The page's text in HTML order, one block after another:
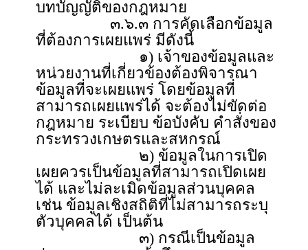
บทบัญญัติของกฎหมาย
๓.๖.๓ การคัดเลือกข้อมูล
ที่ต้องการเผยแพร่ มีดังนี้
๑) เจ้าของข้อมูลและ
หน่วยงานที่เกี่ยวข้องต้องพิจารณา
ข้อมูลที่จะเผยแพร่ โดยข้อมูลที่
สามารถเผยแพร่ได้ จะต้องไม่ขัดต่อ
กฎหมาย ระเบียบ ข้อบังคับ คำสั่งของ
กระทรวงเกษตรและสหกรณ์
๒) ข้อมูลในการเปิด
เผยควรเป็นข้อมูลที่สามารถเปิดเผย
ได้ และไม่ละเมิดข้อมูลส่วนบุคคล
เช่น ข้อมูลเชิงสถิติที่ไม่สามารถระบุ
ตัวบุคคลได้ เป็นต้น
๓) กรณีเป็นข้อมูล